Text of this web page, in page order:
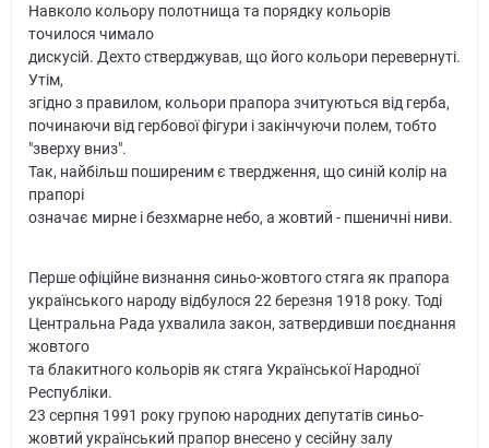
Навколо кольору полотнища та порядку кольорів
точилося чимало
дискусій. Дехто стверджував, що його кольори перевернуті.
Утім,
згідно з правилом, кольори прапора зчитуються від герба,
починаючи від гербової фігури і закінчуючи полем, тобто
"зверху вниз".
Так, найбільш поширеним є твердження, що синій колір на
прапорі
означає мирне і безхмарне небо, а жовтий - пшеничні ниви.
Перше офіційне визнання синьо-жовтого стяга як прапора
українського народу відбулося 22 березня 1918 року. Тоді
Центральна Рада ухвалила закон, затвердивши поєднання
жовтого
та блакитного кольорів як стяга Української Народної
Республіки.
23 серпня 1991 року групою народних депутатів синьо-
жовтий український прапор внесено у сесійну залу